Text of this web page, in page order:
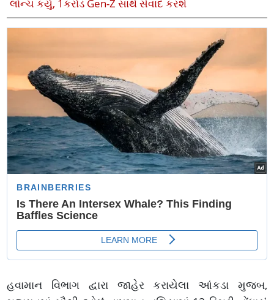
લોન્ચ કર્યુ, 1કરોડ Gen-Z સાથે સંવાદ કરશે
હવામાન વિભાગ દ્વારા જાહેર કરાયેલા આંકડા મુજબ,